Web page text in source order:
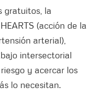
gratuitos, la
(acción de la
arterial),
intersectorial
y acercar los
lo necesitan.